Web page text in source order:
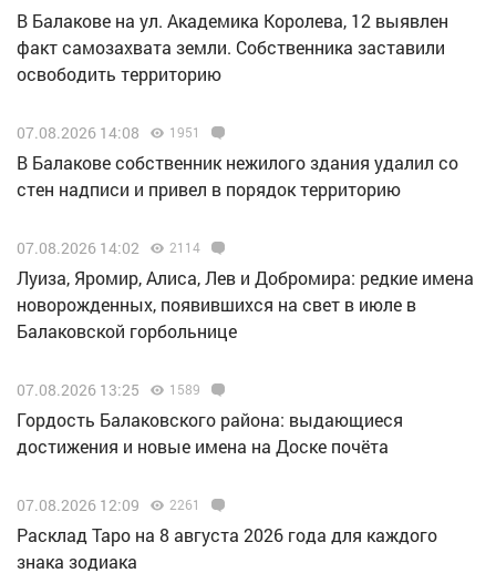
В Балакове на ул. Академика Королева, 12 выявлен
факт самозахвата земли. Собственника заставили
освободить территорию
07.08.2026 14:08 1951
В Балакове собственник нежилого здания удалил со
стен надписи и привел в порядок территорию
07.08.2026 14:02 2114
Луиза, Яромир, Алиса, Лев и Добромира: редкие имена
новорожденных, появившихся на свет в июле в
Балаковской горбольнице
07.08.2026 13:25 1589
Гордость Балаковского района: выдающиеся
достижения и новые имена на Доске почёта
07.08.2026 12:09 2261
Расклад Таро на 8 августа 2026 года для каждого
знака зодиака